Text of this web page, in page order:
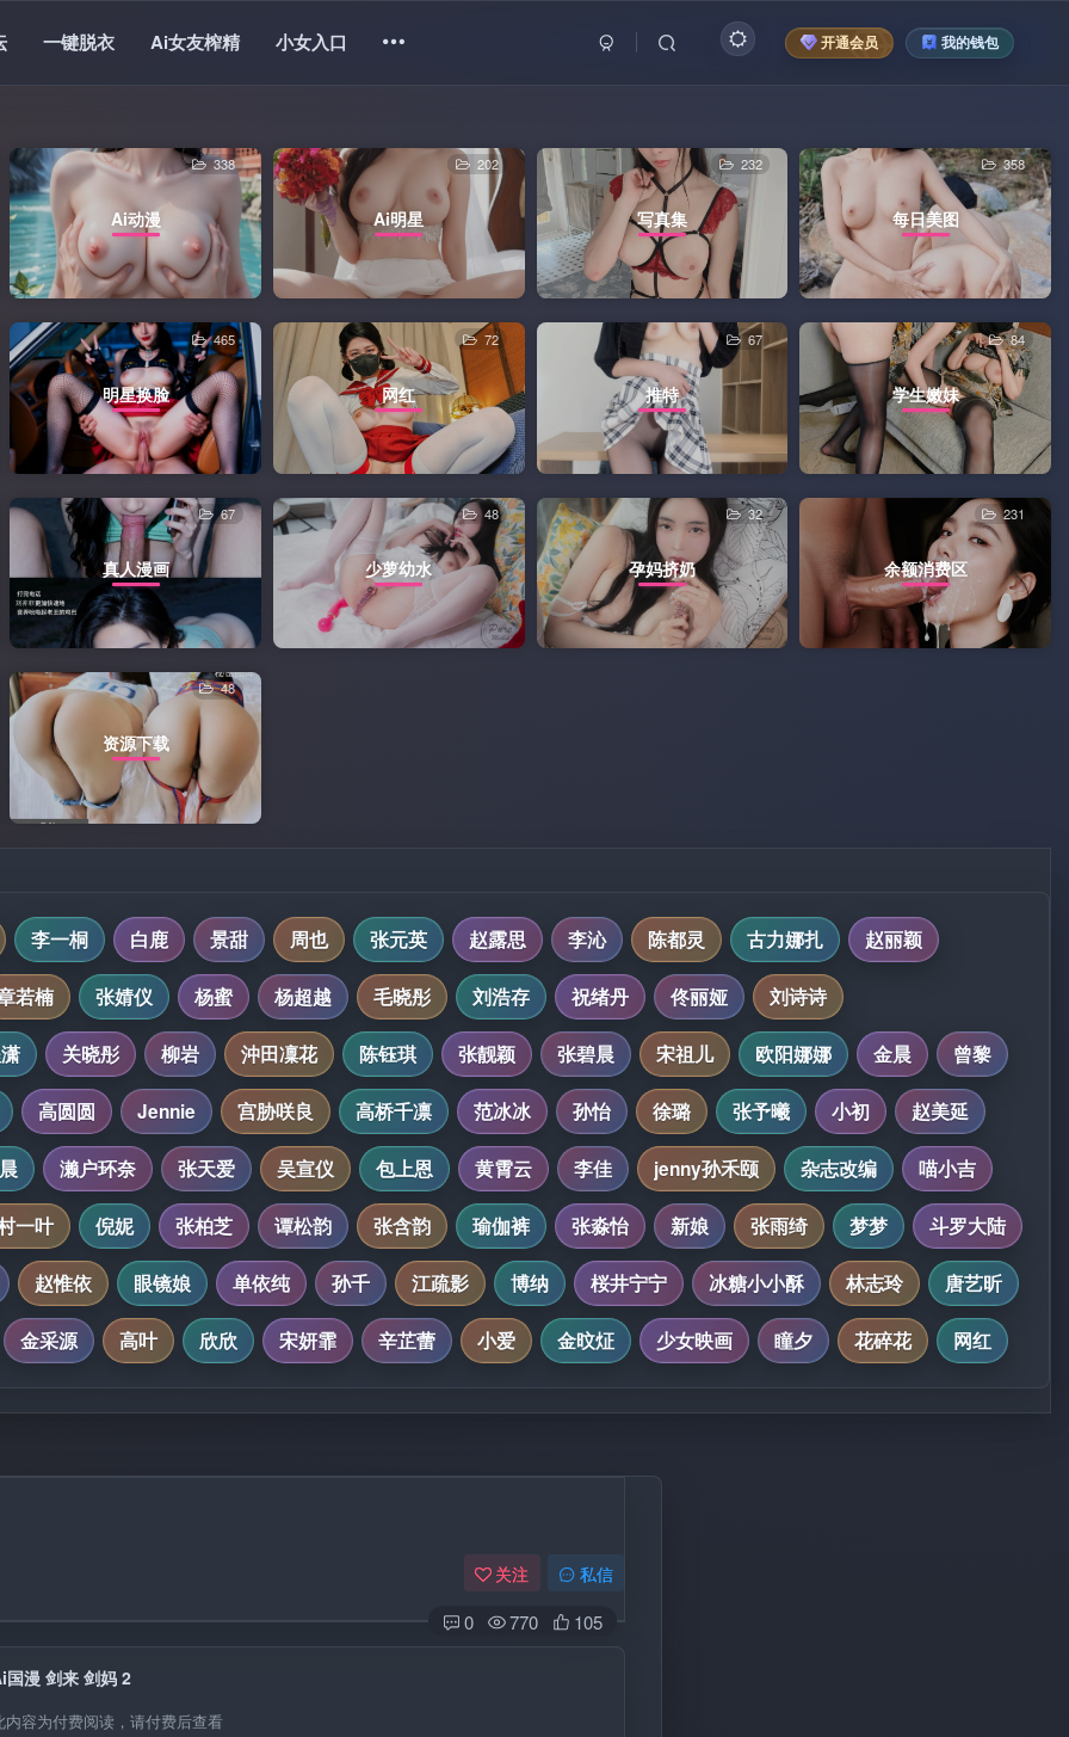
一键脱衣 Ai女友榨精 小女入口 开通会员 我的钱包
Ai动漫
338
Ai明星
202
写真集
232
每日美图
358
明星换脸
465
网红
72
推特
67
学生嫩妹
84
真人漫画
67
少萝幼水
48
孕妈挤奶
32
余额消费区
231
资源下载
48
李一桐 白鹿 景甜 周也 张元英 赵露思 李沁 陈都灵 古力娜扎 赵丽颖
若楠 张婧仪 杨蜜 杨超越 毛晓彤 刘浩存 祝绪丹 佟丽娅 刘诗诗
关晓彤 柳岩 沖田凜花 陈钰琪 张靓颖 张碧晨 宋祖儿 欧阳娜娜 金晨 曾黎
高圆圆 Jennie 宫胁咲良 高桥千凛 范冰冰 孙怡 徐璐 张予曦 小初 赵美延
濑户环奈 张天爱 吴宣仪 包上恩 黄霄云 李佳 jenny孙禾颐 杂志改编 喵小吉
一叶 倪妮 张柏芝 谭松韵 张含韵 瑜伽裤 张淼怡 新娘 张雨绮 梦梦 斗罗大陆
赵惟依 眼镜娘 单依纯 孙千 江疏影 博纳 桜井宁宁 冰糖小小酥 林志玲 唐艺昕
金采源 高叶 欣欣 宋妍霏 辛芷蕾 小爱 金旼炡 少女映画 瞳夕 花碎花 网红
关注 私信
0 770 105
国漫 剑来 剑妈 2
内容为付费阅读，请付费后查看